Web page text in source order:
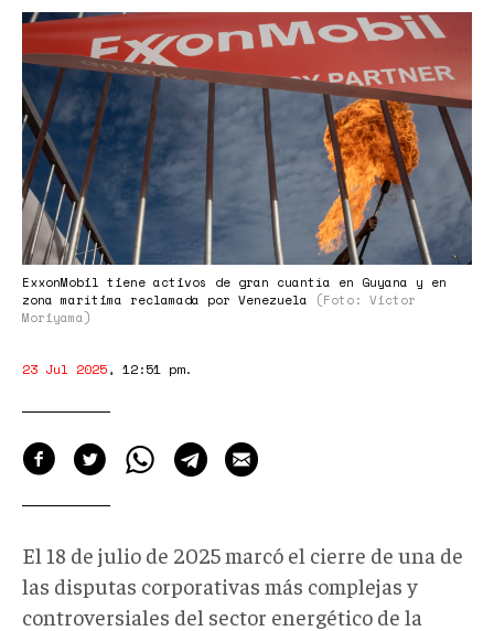
ExxonMobil
Guyana
ExxonMobil tiene activos de gran cuantía en Guyana y en
zona marítima reclamada por Venezuela
(Foto: Victor
Moriyama)
23 Jul 2025, 12:51 pm.
El 18 de julio de 2025 marcó el cierre de una de
las disputas corporativas más complejas y
controversiales del sector energético de la